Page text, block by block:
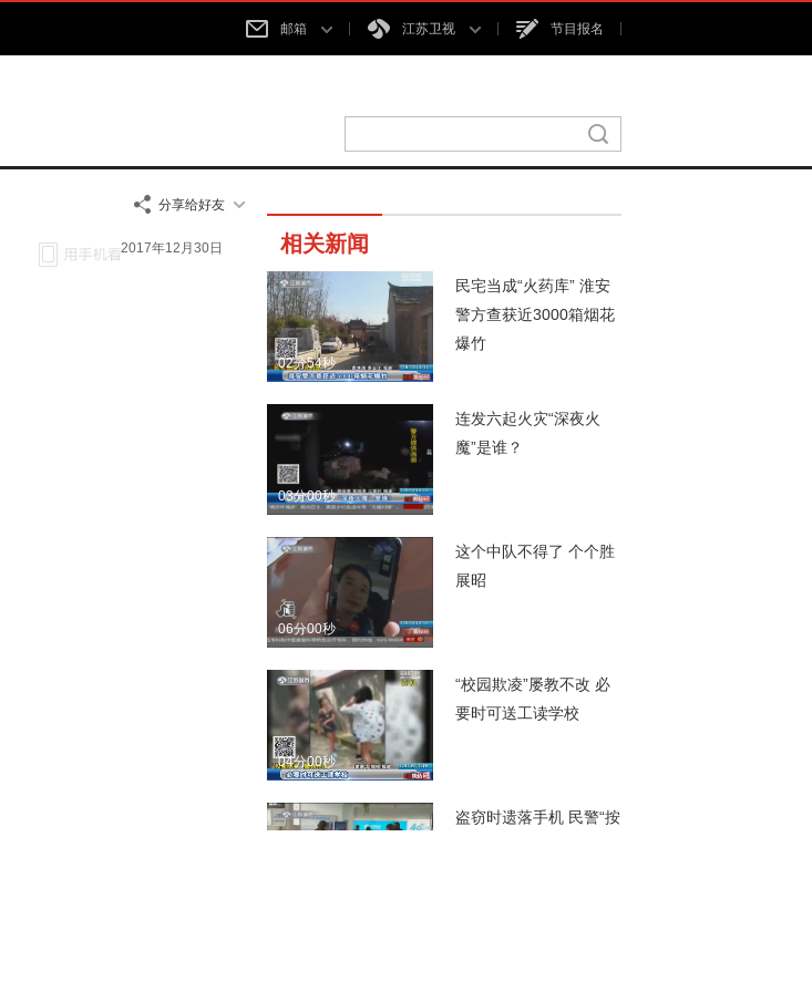
邮箱 江苏卫视 节目报名
分享给好友
2017年12月30日 相关新闻
02分54秒
民宅当成“火药库” 淮安
警方查获近3000箱烟花
爆竹
03分00秒
连发六起火灾“深夜火
魔”是谁？
06分00秒
这个中队不得了 个个胜
展昭
04分00秒
“校园欺凌”屡教不改 必
要时可送工读学校
盗窃时遗落手机 民警“按